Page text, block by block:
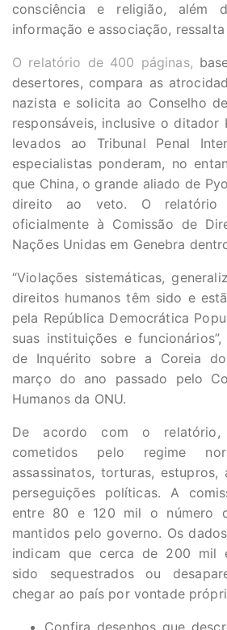
consciência e religião, além
informação e associação,
O relatório de 400 páginas,
desertores, compara as
nazista e solicita ao Conselho
responsáveis, inclusive o ditador
levados ao Tribunal Penal
especialistas ponderam, no
que China, o grande aliado de
direito ao veto. O relatório
oficialmente à Comissão de
Nações Unidas em Genebra
“Violações sistemáticas,
direitos humanos têm sido e
pela República Democrática
suas instituições e
de Inquérito sobre a Coreia
março do ano passado pelo
Humanos da ONU.
De acordo com o
cometidos pelo regime
assassinatos, torturas,
perseguições políticas. A
entre 80 e 120 mil o número
mantidos pelo governo. Os
indicam que cerca de 200 mil
sido sequestrados ou
chegar ao país por vontade
Confira desenhos que